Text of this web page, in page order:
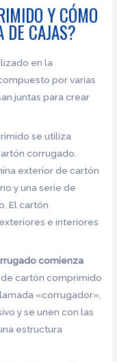
Y CÓMO
DE CAJAS?
en la
por varias
juntas para crear
se utiliza
corrugado.
exterior de cartón
y una serie de
El cartón
e interiores
comienza
de cartón comprimido
«corrugador»,
y se unen con las
estructura